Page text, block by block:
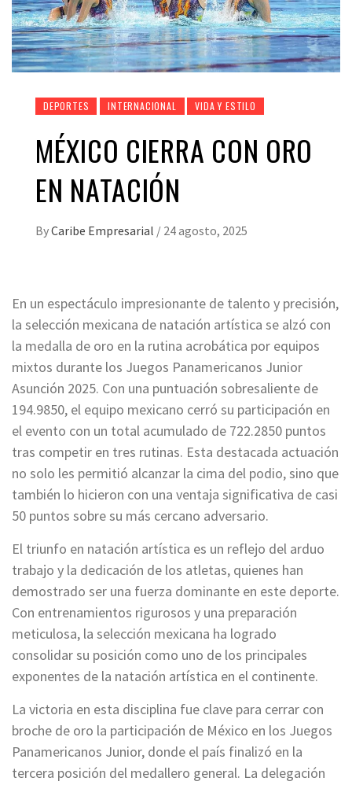
DEPORTES INTERNACIONAL VIDA Y ESTILO
MÉXICO CIERRA CON ORO
EN NATACIÓN
ByCaribe Empresarial / 24 agosto, 2025
En un espectáculo impresionante de talento y precisión,
la selección mexicana de natación artística se alzó con
la medalla de oro en la rutina acrobática por equipos
mixtos durante los Juegos Panamericanos Junior
Asunción 2025. Con una puntuación sobresaliente de
194.9850, el equipo mexicano cerró su participación en
el evento con un total acumulado de 722.2850 puntos
tras competir en tres rutinas. Esta destacada actuación
no solo les permitió alcanzar la cima del podio, sino que
también lo hicieron con una ventaja significativa de casi
50 puntos sobre su más cercano adversario.
El triunfo en natación artística es un reflejo del arduo
trabajo y la dedicación de los atletas, quienes han
demostrado ser una fuerza dominante en este deporte.
Con entrenamientos rigurosos y una preparación
meticulosa, la selección mexicana ha logrado
consolidar su posición como uno de los principales
exponentes de la natación artística en el continente.
La victoria en esta disciplina fue clave para cerrar con
broche de oro la participación de México en los Juegos
Panamericanos Junior, donde el país finalizó en la
tercera posición del medallero general. La delegación